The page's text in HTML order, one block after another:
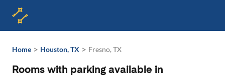
Home > Houston, TX > Fresno, TX
Rooms with parking available in